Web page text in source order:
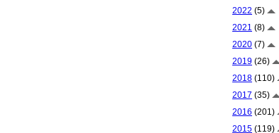
2022 (5)
2021 (8)
2020 (7)
2019 (26)
2018 (110)
2017 (35)
2016 (201)
2015 (119)